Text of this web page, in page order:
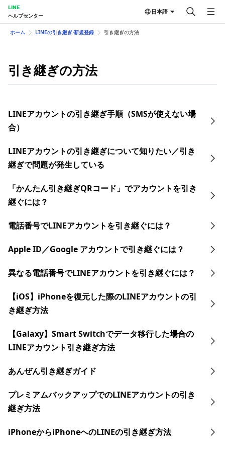
LINE
ヘルプセンター
日本語
ホーム LINEの引き継ぎ⋅新規登録 引き継ぎの方法
引き継ぎの方法
LINEアカウントの引き継ぎ手順（SMSが使えない場
合）
LINEアカウントの引き継ぎについて知りたい／引き
継ぎで問題が発生している
「かんたん引き継ぎQRコード」でアカウントを引き
継ぐには？
電話番号でLINEアカウントを引き継ぐには？
Apple ID／Google アカウントで引き継ぐには？
異なる電話番号でLINEアカウントを引き継ぐには？
【iOS】iPhoneを復元した際のLINEアカウントの引
き継ぎ方法
【Galaxy】Smart Switchでデータ移行した場合の
LINEアカウント引き継ぎ方法
あんぜん引き継ぎガイド
プレミアムバックアップでのLINEアカウントの引き
継ぎ方法
iPhoneからiPhoneへのLINEの引き継ぎ方法